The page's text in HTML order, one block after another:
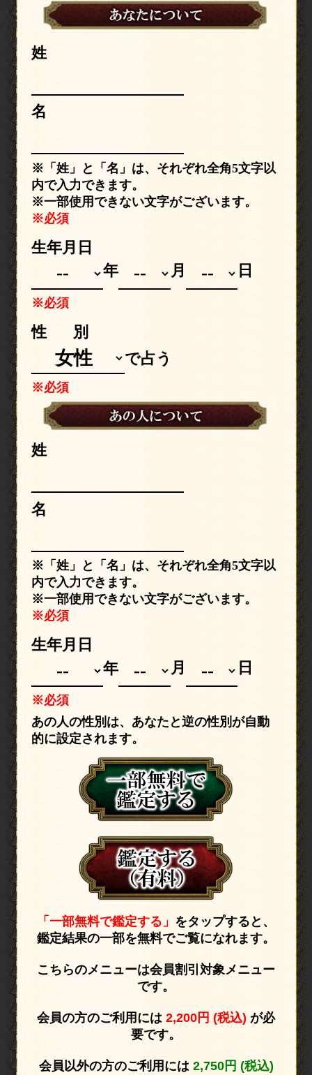
姓
名
※「姓」と「名」は、それぞれ全角5文字以
内で入力できます。
※一部使用できない文字がございます。
※必須
生年月日
年
月 日
※必須
性別
で占う
※必須
姓
名
※「姓」と「名」は、それぞれ全角5文字以
内で入力できます。
※一部使用できない文字がございます。
※必須
生年月日
年
月 日
※必須
あの人の性別は、あなたと逆の性別が自動
的に設定されます。
「一部無料で鑑定する」 をタップすると、
鑑定結果の一部を無料でご覧になれます。
こちらのメニューは会員割引対象メニュー
です。
会員の方のご利用には 2,200円 (税込) が必
要です。
会員以外の方のご利用には2,750円 (税込)